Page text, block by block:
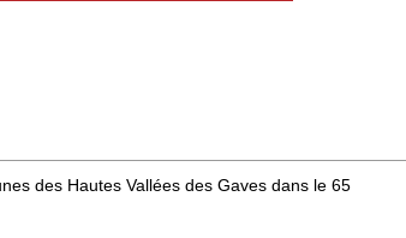
des Hautes Vallées des Gaves dans le 65